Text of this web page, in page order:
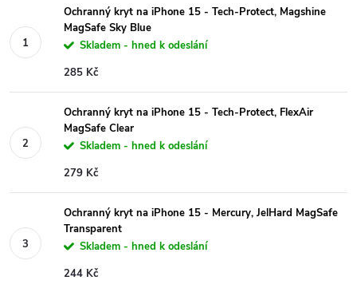
Ochranný kryt na iPhone 15 - Tech-Protect, Magshine
MagSafe Sky Blue
Skladem - hned k odeslání
285 Kč
Ochranný kryt na iPhone 15 - Tech-Protect, FlexAir
MagSafe Clear
Skladem - hned k odeslání
279 Kč
Ochranný kryt na iPhone 15 - Mercury, JelHard MagSafe
Transparent
Skladem - hned k odeslání
244 Kč